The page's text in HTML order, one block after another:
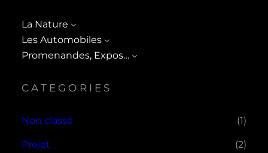
La Nature
Les Automobiles
Promenandes, Expos…
CATEGORIES
Non classé (1)
Projet (2)